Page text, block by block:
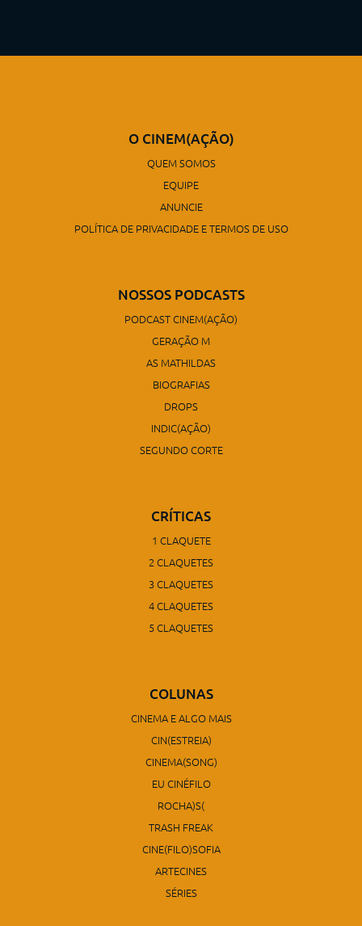
O CINEM(AÇÃO)
QUEM SOMOS
EQUIPE
ANUNCIE
POLÍTICA DE PRIVACIDADE E TERMOS DE USO
NOSSOS PODCASTS
PODCAST CINEM(AÇÃO)
GERAÇÃO M
AS MATHILDAS
BIOGRAFIAS
DROPS
INDIC(AÇÃO)
SEGUNDO CORTE
CRÍTICAS
1 CLAQUETE
2 CLAQUETES
3 CLAQUETES
4 CLAQUETES
5 CLAQUETES
COLUNAS
CINEMA E ALGO MAIS
CIN(ESTREIA)
CINEMA(SONG)
EU CINÉFILO
ROCHA)S(
TRASH FREAK
CINE(FILO)SOFIA
ARTECINES
SÉRIES